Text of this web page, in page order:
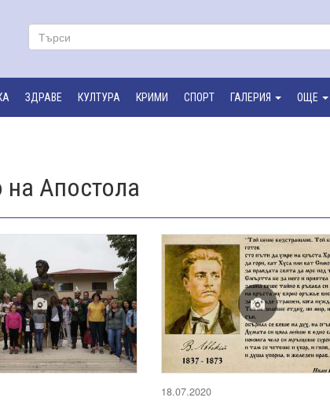
ЗДРАВЕ КУЛТУРА КРИМИ СПОРТ ГАЛЕРИЯ ОЩЕ
на Апостола
18.07.2020